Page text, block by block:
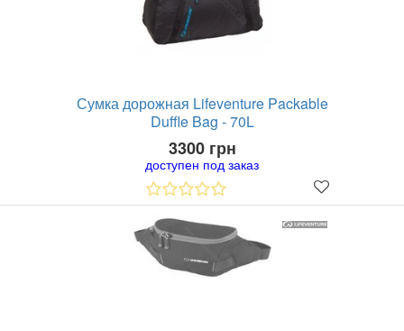
Сумка дорожная Lifeventure Packable
Duffle Bag - 70L
3300 грн
доступен под заказ